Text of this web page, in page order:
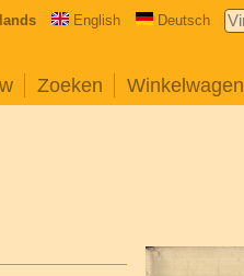
English Deutsch
Zoeken Winkelwagen